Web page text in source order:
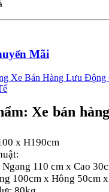
Mãi
Xe bán
x H190cm
110 cm x Cao
100cm x Hông 50cm